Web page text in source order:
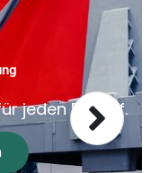
jeden Bedarf.